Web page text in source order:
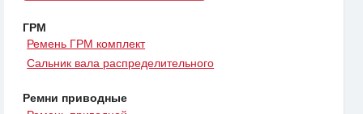
ГРМ
Ремень ГРМ комплект
Сальник вала распределительного
Ремни приводные